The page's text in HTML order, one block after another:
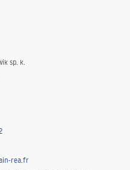
sp. k.
rea.fr